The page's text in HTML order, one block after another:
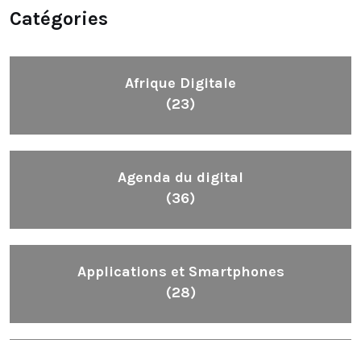
Catégories
Afrique Digitale
(23)
Agenda du digital
(36)
Applications et Smartphones
(28)